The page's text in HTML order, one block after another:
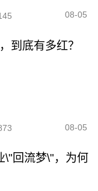
08-05
到底有多红？
08-05
\"回流梦\"，为何